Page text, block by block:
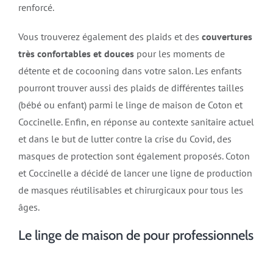
renforcé.
Vous trouverez également des plaids et des couvertures
très confortables et douces pour les moments de
détente et de cocooning dans votre salon. Les enfants
pourront trouver aussi des plaids de différentes tailles
(bébé ou enfant) parmi le linge de maison de Coton et
Coccinelle. Enfin, en réponse au contexte sanitaire actuel
et dans le but de lutter contre la crise du Covid, des
masques de protection sont également proposés. Coton
et Coccinelle a décidé de lancer une ligne de production
de masques réutilisables et chirurgicaux pour tous les
âges.
Le linge de maison de pour professionnels